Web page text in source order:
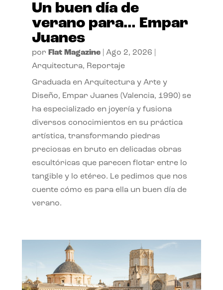
Un buen día de
verano para… Empar
Juanes
por Flat Magazine| Ago 2, 2026
Arquitectura, Reportaje
Graduada en Arquitectura y Arte y
Diseño, Empar Juanes (Valencia, 1990) se
ha especializado en joyería y fusiona
diversos conocimientos en su práctica
artística, transformando piedras
preciosas en bruto en delicadas obras
escultóricas que parecen flotar entre lo
tangible y lo etéreo. Le pedimos que nos
cuente cómo es para ella un buen día de
verano.